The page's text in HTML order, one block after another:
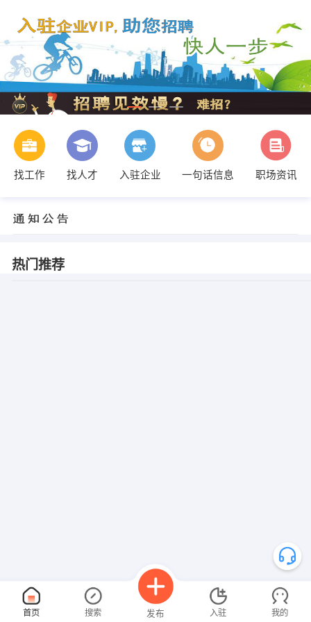
找工作 找人才 入驻企业 一句话信息 职场资讯
热门推荐
首页 搜索 发布 入驻 我的